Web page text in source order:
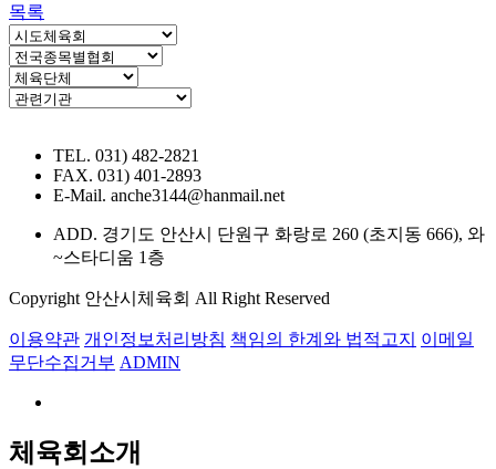
목록
TEL. 031) 482-2821
FAX. 031) 401-2893
E-Mail. anche3144@hanmail.net
ADD. 경기도 안산시 단원구 화랑로 260 (초지동 666), 와
~스타디움 1층
Copyright 안산시체육회 All Right Reserved
이용약관 개인정보처리방침 책임의 한계와 법적고지
이메일
무단수집거부 ADMIN
체육회소개